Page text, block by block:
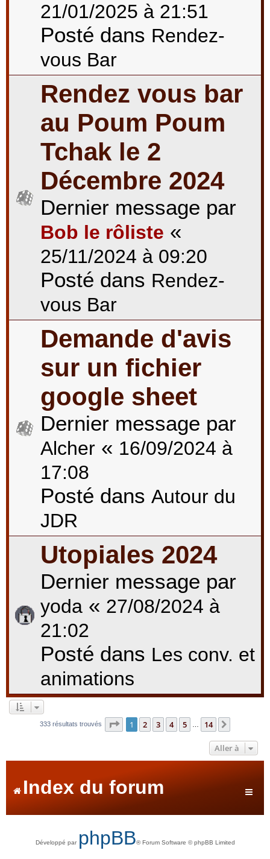
21/01/2025 à 21:51
Posté dans Rendez-
vous Bar
Rendez vous bar
au Poum Poum
Tchak le 2
Décembre 2024
Dernier message par
Bob le rôliste «
25/11/2024 à 09:20
Posté dans Rendez-
vous Bar
Demande d'avis
sur un fichier
google sheet
Dernier message par
Alcher « 16/09/2024 à
17:08
Posté dans Autour du
JDR
Utopiales 2024
Dernier message par
yoda « 27/08/2024 à
21:02
Posté dans Les conv. et
animations
333 résultats trouvés Page 1sur14
1 2 3 4 5 14
Aller à
Index du forum
Développé par phpBB® Forum Software © phpBB Limited